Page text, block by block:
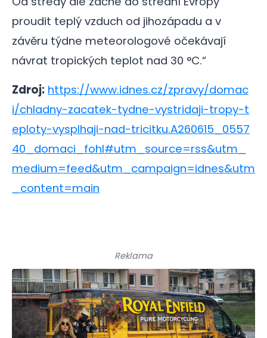
proudit teplý vzduch od jihozápadu a v
závěru týdne meteorologové očekávají
návrat tropických teplot nad 30 °C.“
Zdroj: https://www.idnes.cz/zpravy/domac
i/chladny-zacatek-tydne-vystridaji-tropy-t
eploty-vysplhaji-nad-tricitku.A260615_0557
40_domaci_fohl#utm_source=rss&utm_
medium=feed&utm_campaign=idnes&utm
_content=main
Reklama